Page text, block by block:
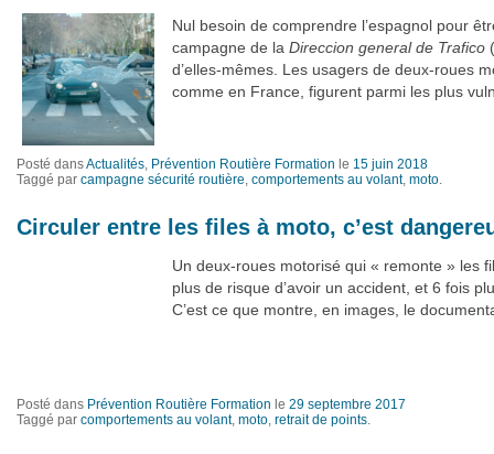
Nul besoin de comprendre l’espagnol pour
campagne de la Direccion general de Trafico (
d’elles-mêmes. Les usagers de deux-roues
comme en France, figurent parmi les plus
Posté dansActualités, Prévention Routière Formation le 15 juin 2018
Taggé par campagne sécurité routière, comportements au volant, moto.
Circuler entre les files à moto, c’est
Un deux-roues motorisé qui « remonte » les
plus de risque d’avoir un accident, et 6 fois
C’est ce que montre, en images, le
Posté dans Prévention Routière Formation le 29 septembre 2017
Taggé par comportements au volant, moto, retrait de points.